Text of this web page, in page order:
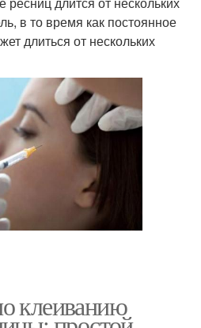
в то время как постоянное
длиться от нескольких
клеиванию